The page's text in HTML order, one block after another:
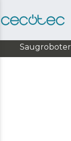
Saugroboter